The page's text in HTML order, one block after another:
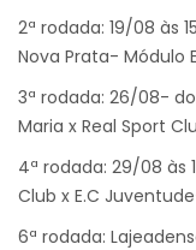
2ª rodada: 19/08 às
Nova Prata- Módulo
3ª rodada: 26/08-
Maria x Real Sport
4ª rodada: 29/08 às
Club x E.C
6ª rodada: